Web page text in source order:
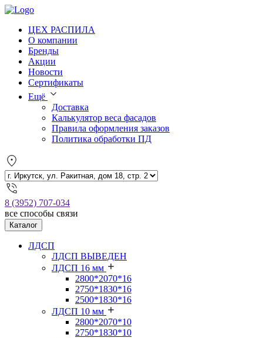
ЦЕХ РАСПИЛА
О компании
Бренды
Акции
Новости
Сертификаты
Ещё
Доставка
Калькулятор веса фасадов
Правила оформления заказов
Политика обработки ПД
8 (3952) 707-034
все способы связи
Каталог
ЛДСП
ЛДСП ВЫВЕДЕН
ЛДСП 16 мм
2800*2070*16
2750*1830*16
2500*1830*16
ЛДСП 10 мм
2800*2070*10
2750*1830*10